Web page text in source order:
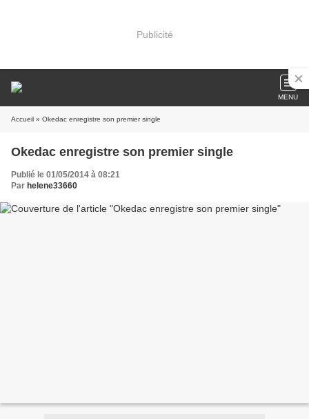
Publicité
MENU
Accueil » Okedac enregistre son premier single
Okedac enregistre son premier single
Publié le 01/05/2014 à 08:21
Par helene33660